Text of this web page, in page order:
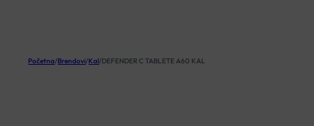
Početna/Brendovi/Kal/DEFENDER C TABLETE A60 KAL